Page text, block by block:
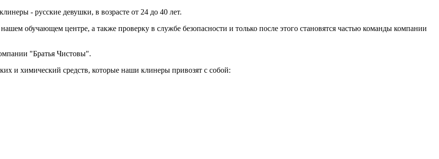
- русские девушки, в возрасте от 24 до 40 лет.
обучающем центре, а также проверку в службе безопасности и только после этого становятся частью команды компании
"Братья Чистовы".
и химический средств, которые наши клинеры привозят с собой: